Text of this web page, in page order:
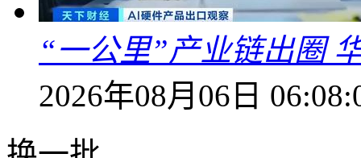
“一公里”产业链出圈
2026年08月06日